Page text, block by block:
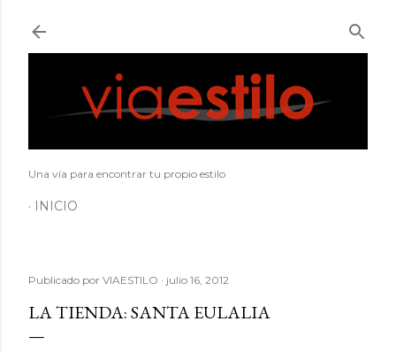
Una vía para encontrar tu propio estilo
INICIO
Publicado por VIAESTILO julio 16, 2012
LA TIENDA: SANTA EULALIA